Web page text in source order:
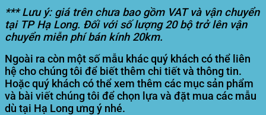
*** Lưu ý: giá trên chưa bao gồm VAT và vận chuyển
tại TP Hạ Long. Đối với số lượng 20 bộ trở lên vận
chuyển miễn phí bán kính 20km.
Ngoài ra còn một số mẫu khác quý khách có thể liên
hệ cho chúng tôi để biết thêm chi tiết và thông tin.
Hoặc quý khách có thể xem thêm các mục sản phẩm
và bài viết chúng tôi để chọn lựa và đặt mua các mẫu
dù tại Hạ Long ưng ý nhé.